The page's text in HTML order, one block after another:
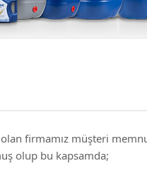
firmamız müşteri
olup bu kapsamda;